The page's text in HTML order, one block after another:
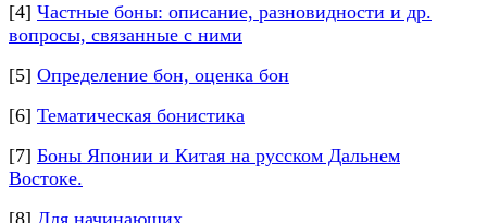
[4] Частные боны: описание, разновидности и др.
вопросы, связанные с ними
[5] Определение бон, оценка бон
[6] Тематическая бонистика
[7] Боны Японии и Китая на русском Дальнем
Востоке.
[8] Для начинающих